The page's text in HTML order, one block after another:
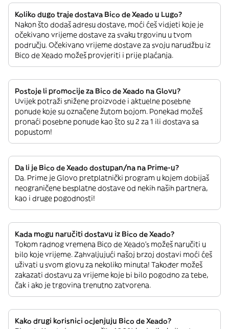
Koliko dugo traje dostava Bico de Xeado u Lugo?
Nakon što dodaš adresu dostave, moći ćeš vidjeti koje je
očekivano vrijeme dostave za svaku trgovinu u tvom
području. Očekivano vrijeme dostave za svoju narudžbu iz
Bico de Xeado možeš provjeriti i prije plaćanja.
Postoje li promocije za Bico de Xeado na Glovu?
Uvijek potraži snižene proizvode i aktuelne posebne
ponude koje su označene žutom bojom. Ponekad možeš
pronaći posebne ponude kao što su 2 za 1 ili dostava sa
popustom!
Da li je Bico de Xeado dostupan/na na Prime-u?
Da. Prime je Glovo pretplatnički program u kojem dobijaš
neograničene besplatne dostave od nekih naših partnera,
kao i druge pogodnosti!
Kada mogu naručiti dostavu iz Bico de Xeado?
Tokom radnog vremena Bico de Xeado’s možeš naručiti u
bilo koje vrijeme. Zahvaljujući našoj brzoj dostavi moći ćeš
uživati u svom glovu za nekoliko minuta! Također možeš
zakazati dostavu za vrijeme koje bi bilo pogodno za tebe,
čak i ako je trgovina trenutno zatvorena.
Kako drugi korisnici ocjenjuju Bico de Xeado?